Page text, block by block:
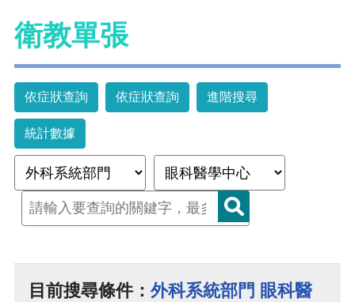
衛教單張
依症狀查詢 依症狀查詢 進階搜尋
統計數據
目前搜尋條件： 外科系統部門 眼科醫